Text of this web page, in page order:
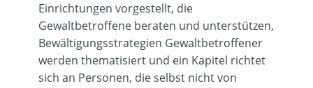
Einrichtungen vorgestellt, die
Gewaltbetroffene beraten und unterstützen,
Bewältigungsstrategien Gewaltbetroffener
werden thematisiert und ein Kapitel richtet
sich an Personen, die selbst nicht von